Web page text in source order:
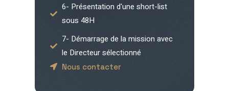
6- Présentation d'une short-list
sous 48H
7- Démarrage de la mission avec
le Directeur sélectionné
Nous contacter